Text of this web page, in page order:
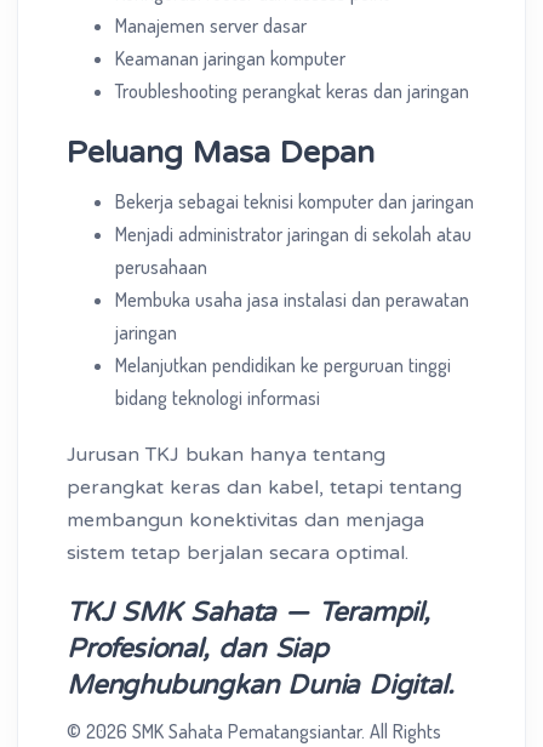
Manajemen server dasar
Keamanan jaringan komputer
Troubleshooting perangkat keras dan jaringan
Peluang Masa Depan
Bekerja sebagai teknisi komputer dan jaringan
Menjadi administrator jaringan di sekolah atau
perusahaan
Membuka usaha jasa instalasi dan perawatan
jaringan
Melanjutkan pendidikan ke perguruan tinggi
bidang teknologi informasi
Jurusan TKJ bukan hanya tentang
perangkat keras dan kabel, tetapi tentang
membangun konektivitas dan menjaga
sistem tetap berjalan secara optimal.
TKJ SMK Sahata — Terampil,
Profesional, dan Siap
Menghubungkan Dunia Digital.
© 2026 SMK Sahata Pematangsiantar. All Rights